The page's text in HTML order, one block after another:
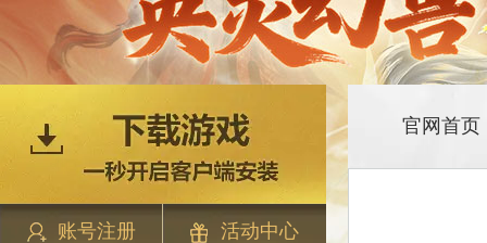
账号注册 活动中心
官网首页